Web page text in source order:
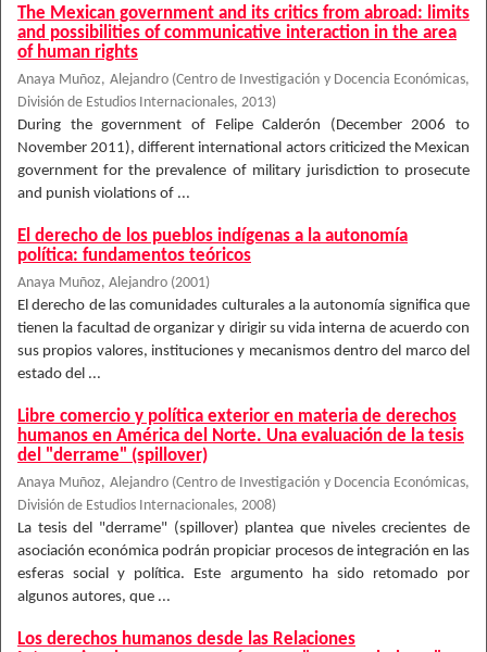
The Mexican government and its critics from abroad: limits
and possibilities of communicative interaction in the area
of human rights
Anaya Muñoz, Alejandro (Centro de Investigación y Docencia Económicas,
División de Estudios Internacionales, 2013)
During the government of Felipe Calderón (December 2006 to
November 2011), different international actors criticized the Mexican
government for the prevalence of military jurisdiction to prosecute
and punish violations of ...
El derecho de los pueblos indígenas a la autonomía
política: fundamentos teóricos
Anaya Muñoz, Alejandro (2001)
El derecho de las comunidades culturales a la autonomía significa que
tienen la facultad de organizar y dirigir su vida interna de acuerdo con
sus propios valores, instituciones y mecanismos dentro del marco del
estado del ...
Libre comercio y política exterior en materia de derechos
humanos en América del Norte. Una evaluación de la tesis
del "derrame" (spillover)
Anaya Muñoz, Alejandro (Centro de Investigación y Docencia Económicas,
División de Estudios Internacionales, 2008)
La tesis del "derrame" (spillover) plantea que niveles crecientes de
asociación económica podrán propiciar procesos de integración en las
esferas social y política. Este argumento ha sido retomado por
algunos autores, que ...
Los derechos humanos desde las Relaciones